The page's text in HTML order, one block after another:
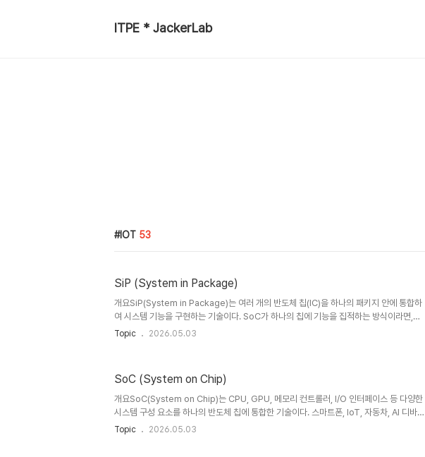
ITPE * JackerLab
IOT 53
SiP (System in Package)
개요SiP(System in Package)는 여러 개의 반도체 칩(IC)을 하나의 패키지 안에 통합하
여 시스템 기능을 구현하는 기술이다. SoC가 하나의 칩에 기능을 집적하는 방식이라면,
SiP는 다양한 칩을 패키지 레벨에서 결합하여 유연성과 확장성을 확보하는 것이 특징이다.
도록 구성한 반도체 패키징 기술이다. 이를 통해 기존 PCB 수준의 통합을 패키지 내부로
이동시켜 성능과 공간 효율을 개선한다.2. 특징항목설명영향패키지 기..
Topic 2026.05.03
SoC (System on Chip)
개요SoC(System on Chip)는 CPU, GPU, 메모리 컨트롤러, I/O 인터페이스 등 다양한
시스템 구성 요소를 하나의 반도체 칩에 통합한 기술이다. 스마트폰, IoT, 자동차, AI 디바
이스 등 현대 전자기기의 핵심 구성 요소로, 고성능과 저전력을 동시에 달성하는 것이 특징
Topic 2026.05.03